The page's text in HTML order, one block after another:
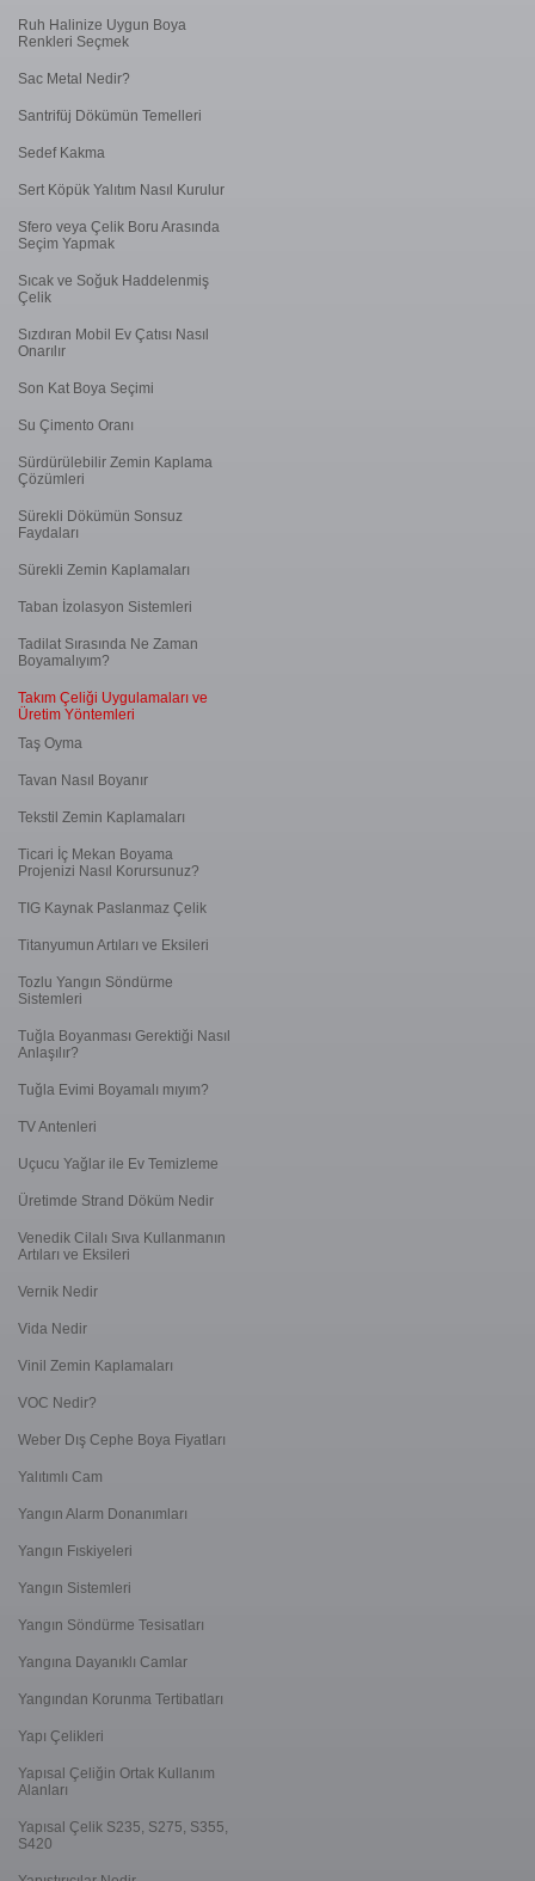
Ruh Halinize Uygun Boya
Renkleri Seçmek
Sac Metal Nedir?
Santrifüj Dökümün Temelleri
Sedef Kakma
Sert Köpük Yalıtım Nasıl Kurulur
Sfero veya Çelik Boru Arasında
Seçim Yapmak
Sıcak ve Soğuk Haddelenmiş
Çelik
Sızdıran Mobil Ev Çatısı Nasıl
Onarılır
Son Kat Boya Seçimi
Su Çimento Oranı
Sürdürülebilir Zemin Kaplama
Çözümleri
Sürekli Dökümün Sonsuz
Faydaları
Sürekli Zemin Kaplamaları
Taban İzolasyon Sistemleri
Tadilat Sırasında Ne Zaman
Boyamalıyım?
Takım Çeliği Uygulamaları ve
Üretim Yöntemleri
Taş Oyma
Tavan Nasıl Boyanır
Tekstil Zemin Kaplamaları
Ticari İç Mekan Boyama
Projenizi Nasıl Korursunuz?
TIG Kaynak Paslanmaz Çelik
Titanyumun Artıları ve Eksileri
Tozlu Yangın Söndürme
Sistemleri
Tuğla Boyanması Gerektiği Nasıl
Anlaşılır?
Tuğla Evimi Boyamalı mıyım?
TV Antenleri
Uçucu Yağlar ile Ev Temizleme
Üretimde Strand Döküm Nedir
Venedik Cilalı Sıva Kullanmanın
Artıları ve Eksileri
Vernik Nedir
Vida Nedir
Vinil Zemin Kaplamaları
VOC Nedir?
Weber Dış Cephe Boya Fiyatları
Yalıtımlı Cam
Yangın Alarm Donanımları
Yangın Fıskiyeleri
Yangın Sistemleri
Yangın Söndürme Tesisatları
Yangına Dayanıklı Camlar
Yangından Korunma Tertibatları
Yapı Çelikleri
Yapısal Çeliğin Ortak Kullanım
Alanları
Yapısal Çelik S235, S275, S355,
S420